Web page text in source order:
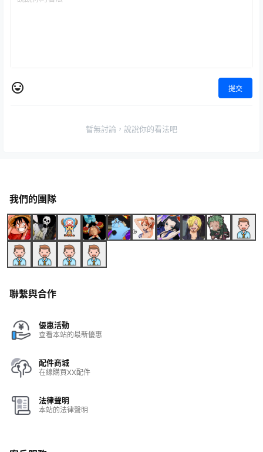
提交
暫無討論，說說你的看法吧
我們的團隊
聯繫與合作
優惠活動
查看本站的最新優惠
配件商城
在線購買XX配件
法律聲明
本站的法律聲明